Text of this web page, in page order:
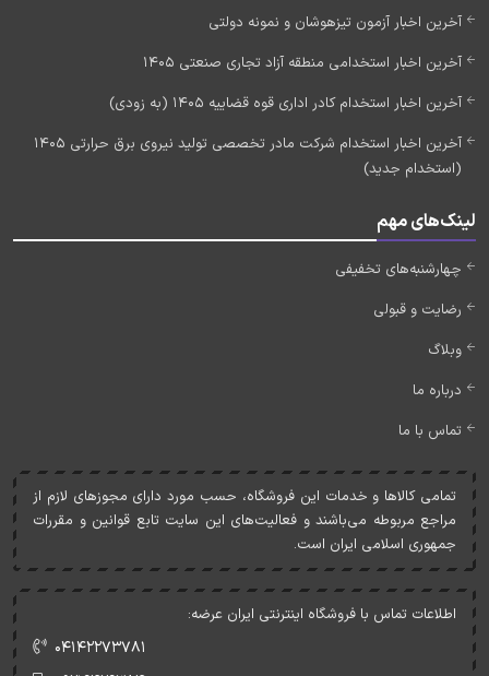
آخرین اخبار آزمون تیزهوشان و نمونه دولتی
آخرین اخبار استخدامی منطقه آزاد تجاری صنعتی 1405
آخرین اخبار استخدام کادر اداری قوه قضاییه 1405 (به زودی)
آخرین اخبار استخدام شرکت مادر تخصصی تولید نیروی برق حرارتی 1405
(استخدام جدید)
لینک‌های مهم
چهارشنبه‌های تخفیفی
رضایت و قبولی
وبلاگ
درباره ما
تماس با ما
تمامی کالاها و خدمات اين فروشگاه، حسب مورد دارای مجوزهای لازم از
مراجع مربوطه می‌باشند و فعاليت‌های اين سايت تابع قوانين و مقررات
جمهوری اسلامی ايران است.
اطلاعات تماس با فروشگاه اینترنتی ایران عرضه:
۰۴۱۴۲۲۷۳۷۸۱